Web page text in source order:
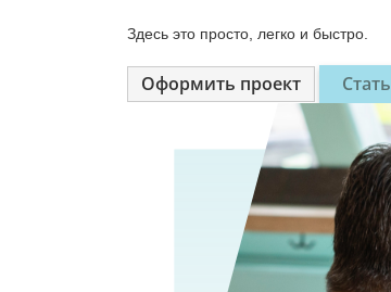
Здесь это просто, легко и быстро.
Оформить проект